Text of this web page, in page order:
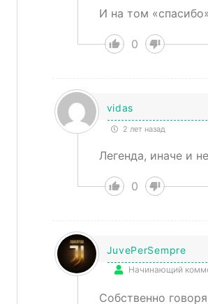
И на том
0
vidas
2 лет назад
Легенда, иначе и
0
JuvePerSempre
Начинающий
Собственно